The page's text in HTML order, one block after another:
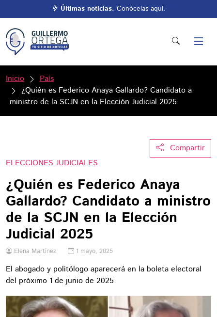
Últimas noticias. Conócelas aquí.
Inicio
País
¿Quién es Federico Anaya Gallardo? Candidato a
ministro de la SCJN en la Elección Judicial 2025
Compartir
ELECCIONES JUDICIALES
¿Quién es Federico Anaya
Gallardo? Candidato a ministro
de la SCJN en la Elección
Judicial 2025
Elena Martínez 1 mayo, 2025
El abogado y politólogo aparecerá en la boleta electoral
del próximo 1 de junio de 2025